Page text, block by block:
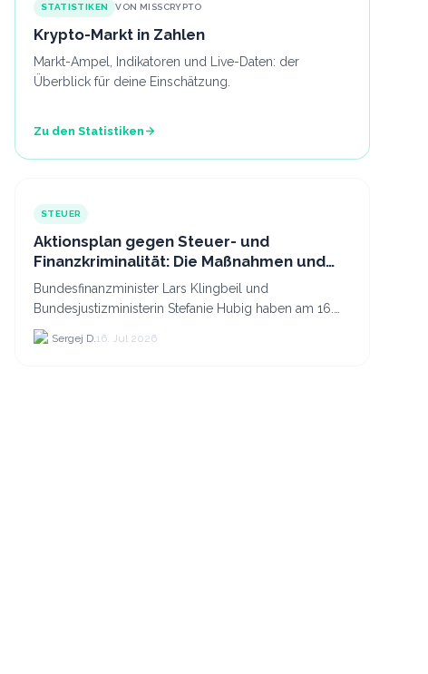
STATISTIKEN VON MISSCRYPTO
Krypto-Markt in Zahlen
Markt-Ampel, Indikatoren und Live-Daten: der
Überblick für deine Einschätzung.
Zu den Statistiken
STEUER
Aktionsplan gegen Steuer- und
Finanzkriminalität: Die Maßnahmen und
was sie für Krypto bedeuten
Bundesfinanzminister Lars Klingbeil und
Bundesjustizministerin Stefanie Hubig haben am 16.
Juli 2026 einen gemeinsamen Aktionsplan gegen
Steuer- und Finanzkrimi...
Sergej D. 16. Jul 2026